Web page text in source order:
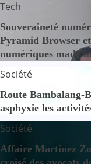
Tech
Souveraineté
Pyramid Browser
numériques made
Société
Route Bambalang-
asphyxie les
Société
Affaire Martinez